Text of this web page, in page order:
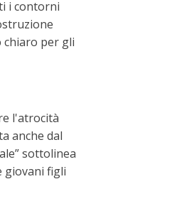
i contorni
chiaro per gli
l'atrocità
anche dal
sottolinea
giovani figli